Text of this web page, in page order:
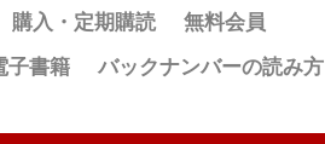
購入・定期購読
無料会員
子書籍
バックナンバーの読み方